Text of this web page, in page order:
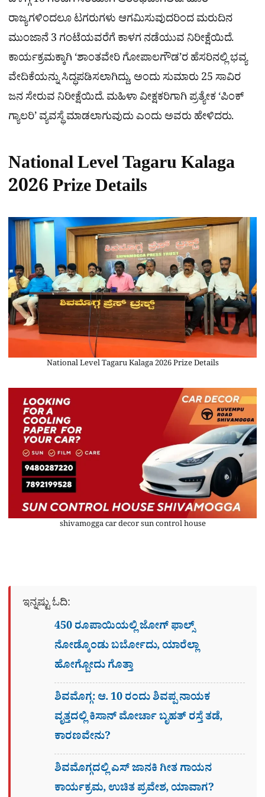
ರಾಜ್ಯಗಳಿಂದಲೂ ಟಗರುಗಳು ಆಗಮಿಸುವುದರಿಂದ ಮರುದಿನ
ಮುಂಜಾನೆ 3 ಗಂಟೆಯವರೆಗೆ ಕಾಳಗ ನಡೆಯುವ ನಿರೀಕ್ಷೆಯಿದೆ.
ಕಾರ್ಯಕ್ರಮಕ್ಕಾಗಿ ‘ಶಾಂತವೇರಿ ಗೋಪಾಲಗೌಡ’ರ ಹೆಸರಿನಲ್ಲಿ ಭವ್ಯ
ವೇದಿಕೆಯನ್ನು ಸಿದ್ಧಪಡಿಸಲಾಗಿದ್ದು, ಅಂದು ಸುಮಾರು 25 ಸಾವಿರ
ಜನ ಸೇರುವ ನಿರೀಕ್ಷೆಯಿದೆ. ಮಹಿಳಾ ವೀಕ್ಷಕರಿಗಾಗಿ ಪ್ರತ್ಯೇಕ ‘ಪಿಂಕ್
ಗ್ಯಾಲರಿ’ ವ್ಯವಸ್ಥೆ ಮಾಡಲಾಗುವುದು ಎಂದು ಅವರು ಹೇಳಿದರು.
National Level Tagaru Kalaga
2026 Prize Details
National Level Tagaru Kalaga 2026 Prize Details
shivamogga car decor sun control house
ಇನ್ನಷ್ಟು ಓದಿ:
450 ರೂಪಾಯಿಯಲ್ಲಿ ಜೋಗ್​ ಫಾಲ್ಸ್​
ನೋಡ್ಕೊಂಡು ಬರ್ಬೋದು, ಯಾರೆಲ್ಲಾ
ಹೋಗ್ಬೋದು ಗೊತ್ತಾ
ಶಿವಮೊಗ್ಗ: ಆ. 10 ರಂದು ಶಿವಪ್ಪ ನಾಯಕ
ವೃತ್ತದಲ್ಲಿ ಕಿಸಾನ್ ಮೋರ್ಚಾ ಬೃಹತ್ ರಸ್ತೆ ತಡೆ,
ಕಾರಣವೇನು?
ಶಿವಮೊಗ್ಗದಲ್ಲಿ ಎಸ್​ ಜಾನಕಿ ಗೀತ ಗಾಯನ
ಕಾರ್ಯಕ್ರಮ, ಉಚಿತ ಪ್ರವೇಶ, ಯಾವಾಗ?